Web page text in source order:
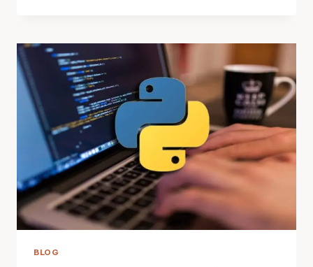
MODEL
QUAN
TRỌNG
TRONG
THẾ
GIỚI
NGHỆ?
BLOG